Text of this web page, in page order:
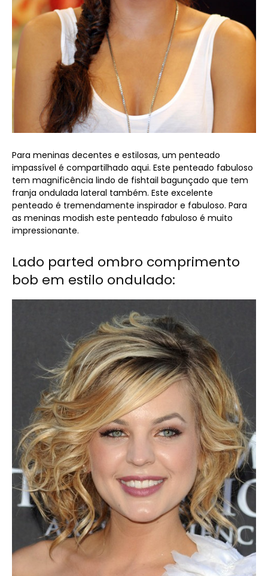
Para meninas decentes e estilosas, um penteado
impassível é compartilhado aqui. Este penteado fabuloso
tem magnificência lindo de fishtail bagunçado que tem
franja ondulada lateral também. Este excelente
penteado é tremendamente inspirador e fabuloso. Para
as meninas modish este penteado fabuloso é muito
impressionante.
Lado parted ombro comprimento
bob em estilo ondulado: